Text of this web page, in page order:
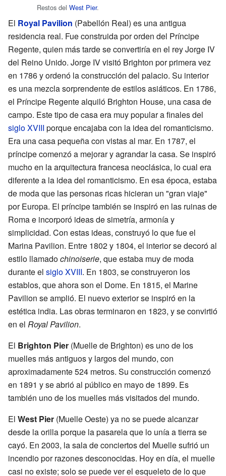
Restos del West Pier.
El Royal Pavilion (Pabellón Real) es una antigua
residencia real. Fue construida por orden del Príncipe
Regente, quien más tarde se convertiría en el rey Jorge IV
del Reino Unido. Jorge IV visitó Brighton por primera vez
en 1786 y ordenó la construcción del palacio. Su interior
es una mezcla sorprendente de estilos asiáticos. En 1786,
el Príncipe Regente alquiló Brighton House, una casa de
campo. Este tipo de casa era muy popular a finales del
siglo XVIII porque encajaba con la idea del romanticismo.
Era una casa pequeña con vistas al mar. En 1787, el
príncipe comenzó a mejorar y agrandar la casa. Se inspiró
mucho en la arquitectura francesa neoclásica, lo cual era
diferente a la idea del romanticismo. En esa época, estaba
de moda que las personas ricas hicieran un "gran viaje"
por Europa. El príncipe también se inspiró en las ruinas de
Roma e incorporó ideas de simetría, armonía y
simplicidad. Con estas ideas, construyó lo que fue el
Marina Pavilion. Entre 1802 y 1804, el interior se decoró al
estilo llamadochinoiserie, que estaba muy de moda
durante el siglo XVIII. En 1803, se construyeron los
establos, que ahora son el Dome. En 1815, el Marine
Pavilion se amplió. El nuevo exterior se inspiró en la
estética india. Las obras terminaron en 1823, y se convirtió
en el Royal Pavilion.
El Brighton Pier (Muelle de Brighton) es uno de los
muelles más antiguos y largos del mundo, con
aproximadamente 524 metros. Su construcción comenzó
en 1891 y se abrió al público en mayo de 1899. Es
también uno de los muelles más visitados del mundo.
El West Pier (Muelle Oeste) ya no se puede alcanzar
desde la orilla porque la pasarela que lo unía a tierra se
cayó. En 2003, la sala de conciertos del Muelle sufrió un
incendio por razones desconocidas. Hoy en día, el muelle
casi no existe; solo se puede ver el esqueleto de lo que